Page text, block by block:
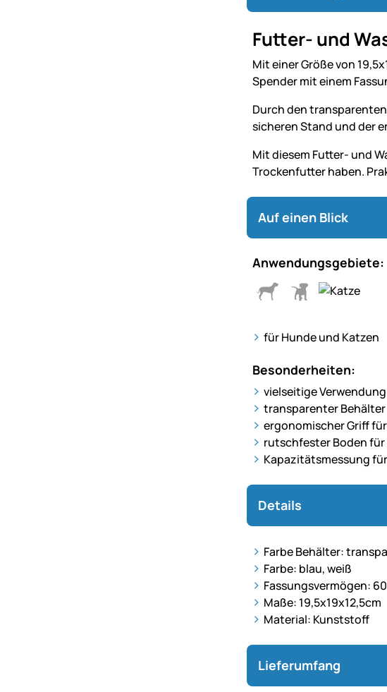
Futter- und
Mit einer Größe von
Spender mit einem
Durch den
sicheren Stand und der
Mit diesem Futter- und
Trockenfutter haben.
Auf einen Blick
Anwendungsgebiete:
für Hunde und Katzen
Besonderheiten:
vielseitige
transparenter
ergonomischer Griff
rutschfester Boden
Kapazitätsmessung
Details
Farbe Behälter:
Farbe: blau, weiß
Fassungsvermögen:
Maße: 19,5x19x12,5cm
Material: Kunststoff
Lieferumfang